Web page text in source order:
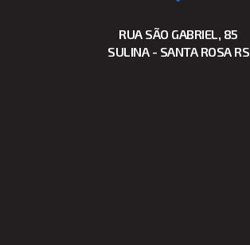
RUA SÃO GABRIEL, 85
SULINA - SANTA ROSA RS